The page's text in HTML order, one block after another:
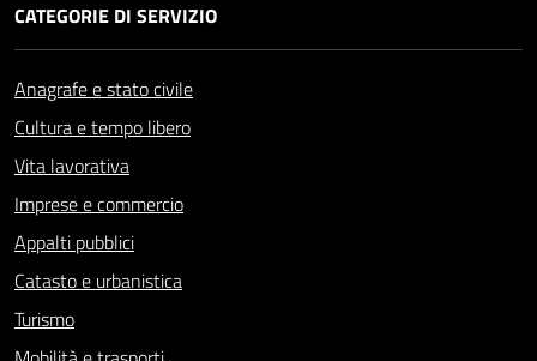
CATEGORIE DI SERVIZIO
Anagrafe e stato civile
Cultura e tempo libero
Vita lavorativa
Imprese e commercio
Appalti pubblici
Catasto e urbanistica
Turismo